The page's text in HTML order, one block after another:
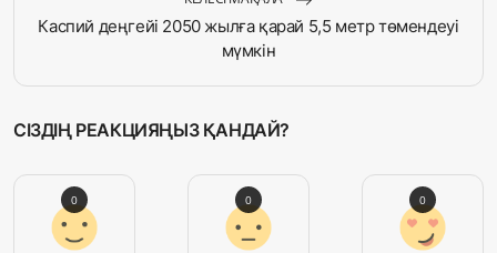
Каспий деңгейі 2050 жылға қарай 5,5 метр төмендеуі
мүмкін
СІЗДІҢ РЕАКЦИЯҢЫЗ ҚАНДАЙ?
0 0 0